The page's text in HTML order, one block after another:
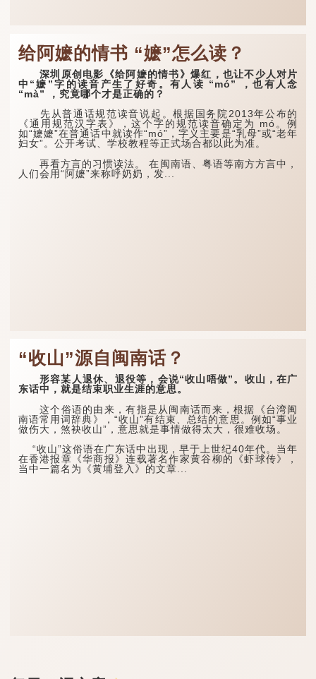
给阿嬷的情书 “嬷”怎么读？
深圳原创电影《给阿嬷的情书》爆红，也让不少人对片
中“嬷”字的读音产生了好奇。有人读 “mó” ，也有人念
“mà” ，究竟哪个才是正确的？
先从普通话规范读音说起。根据国务院2013年公布的
《通用规范汉字表》，这个字的规范读音确定为 mó。例
如“嬷嬷”在普通话中就读作“mó”，字义主要是“乳母”或“老年
妇女”。公开考试、学校教程等正式场合都以此为准。
再看方言的习惯读法。 在闽南语、粤语等南方方言中，
人们会用“阿嬷”来称呼奶奶，发...
“收山”源自闽南话？
形容某人退休、退役等，会说“收山唔做”。收山，在广
东话中，就是结束职业生涯的意思。
这个俗语的由来，有指是从闽南话而来，根据《台湾闽
南语常用词辞典》，“收山”有结束、总结的意思。例如“事业
做伤大，煞袂收山”，意思就是事情做得太大，很难收场。
“收山”这俗语在广东话中出现，早于上世纪40年代。当年
在香港报章《华商报》连载著名作家黄谷柳的《虾球传》，
当中一篇名为《黄埔登入》的文章...